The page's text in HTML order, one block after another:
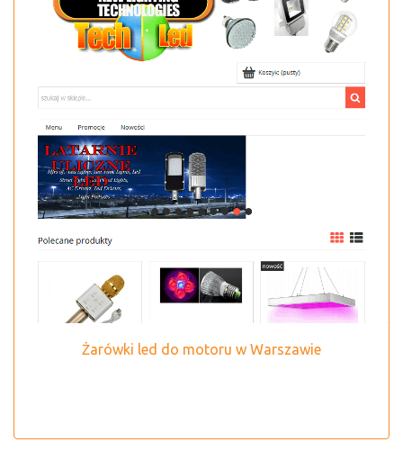
Żarówki led do motoru w Warszawie